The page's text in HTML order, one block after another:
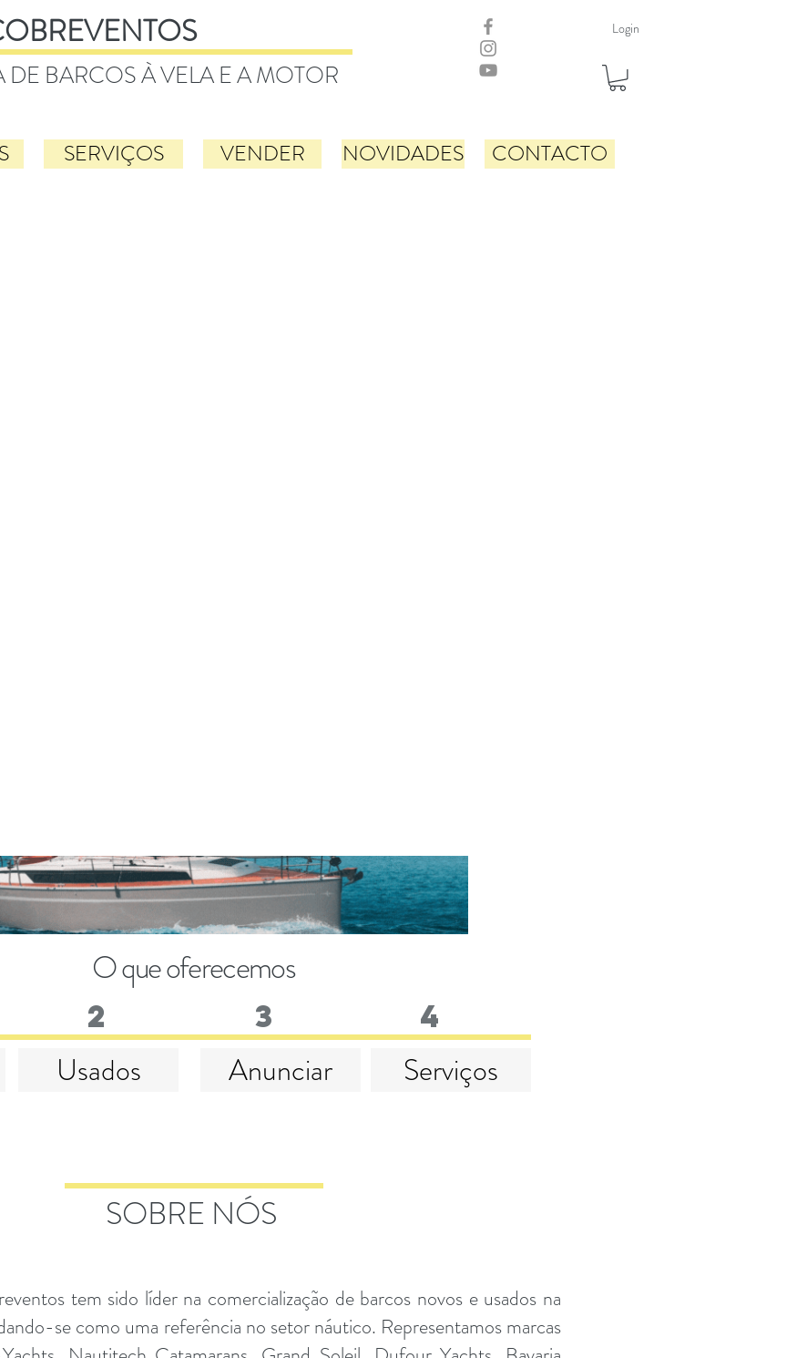
DE BARCOS À VELA E A MOTOR
Login
SERVIÇOS VENDER NOVIDADES CONTACTO
O que oferecemos
2 3 4
Usados Anunciar Serviços
SOBRE NÓS
tem sido líder na comercialização de barcos novos e usados na
se como uma referência no setor náutico. Representamos marcas